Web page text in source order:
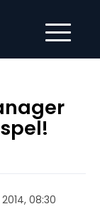
08:30